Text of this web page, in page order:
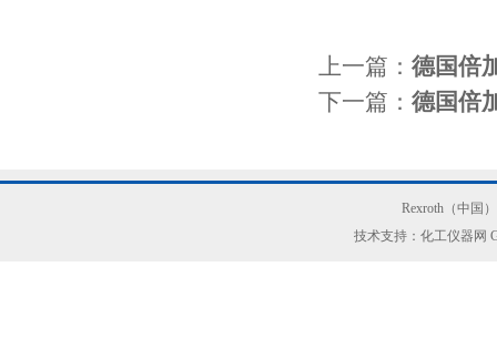
上一篇： 德国倍
下一篇： 德国倍
Rexroth（中国
技术支持：化工仪器网